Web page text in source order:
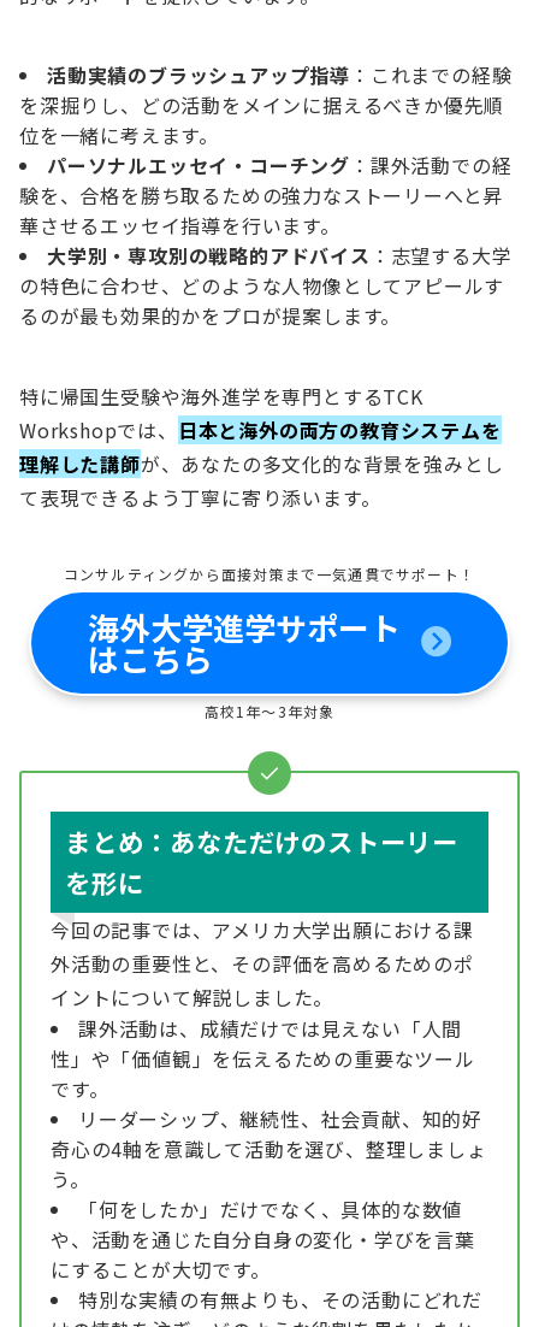
活動実績のブラッシュアップ指導 ：これまでの経験
を深掘りし、どの活動をメインに据えるべきか優先順
位を一緒に考えます。
パーソナルエッセイ・コーチング ：課外活動での経
験を、合格を勝ち取るための強力なストーリーへと昇
華させるエッセイ指導を行います。
大学別・専攻別の戦略的アドバイス ：志望する大学
の特色に合わせ、どのような人物像としてアピールす
るのが最も効果的かをプロが提案します。
特に帰国生受験や海外進学を専門とするTCK
Workshopでは、 日本と海外の両方の教育システムを
理解した講師が、あなたの多文化的な背景を強みとし
て表現できるよう丁寧に寄り添います。
コンサルティングから面接対策まで一気通貫でサポート！
海外大学進学サポート
はこちら
高校1年～3年対象
まとめ：あなただけのストーリー
を形に
今回の記事では、アメリカ大学出願における課
外活動の重要性と、その評価を高めるためのポ
イントについて解説しました。
課外活動は、成績だけでは見えない「人間
性」や「価値観」を伝えるための重要なツール
です。
リーダーシップ、継続性、社会貢献、知的好
奇心の4軸を意識して活動を選び、整理しましょ
う。
「何をしたか」だけでなく、具体的な数値
や、活動を通じた自分自身の変化・学びを言葉
にすることが大切です。
特別な実績の有無よりも、その活動にどれだ